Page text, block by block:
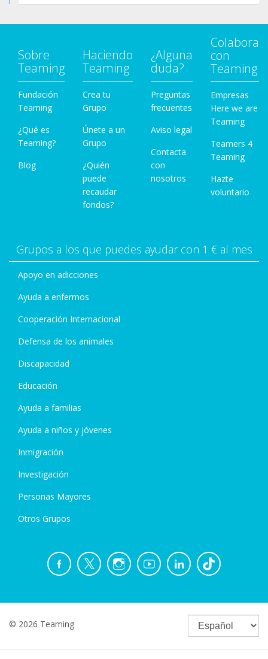
Sobre
Teaming
Fundación
Teaming
¿Qué es
Teaming?
Blog
Haciendo
Teaming
Crea tu
Grupo
Únete a un
Grupo
¿Quién
puede
recaudar
fondos?
¿Alguna
duda?
Preguntas
frecuentes
Aviso legal
Contacta
con
nosotros
Colabora
con
Teaming
Empresas
Here we are
Teaming
Teamers 4
Teaming
Hazte
voluntario
Grupos a los que puedes ayudar con 1 € al mes
Apoyo en adicciones
Ayuda a enfermos
Cooperación Internacional
Defensa de los animales
Discapacidad
Educación
Ayuda a familias
Ayuda a niños y jóvenes
Inmigración
Investigación
Personas Mayores
Otros Grupos
© 2026 Teaming